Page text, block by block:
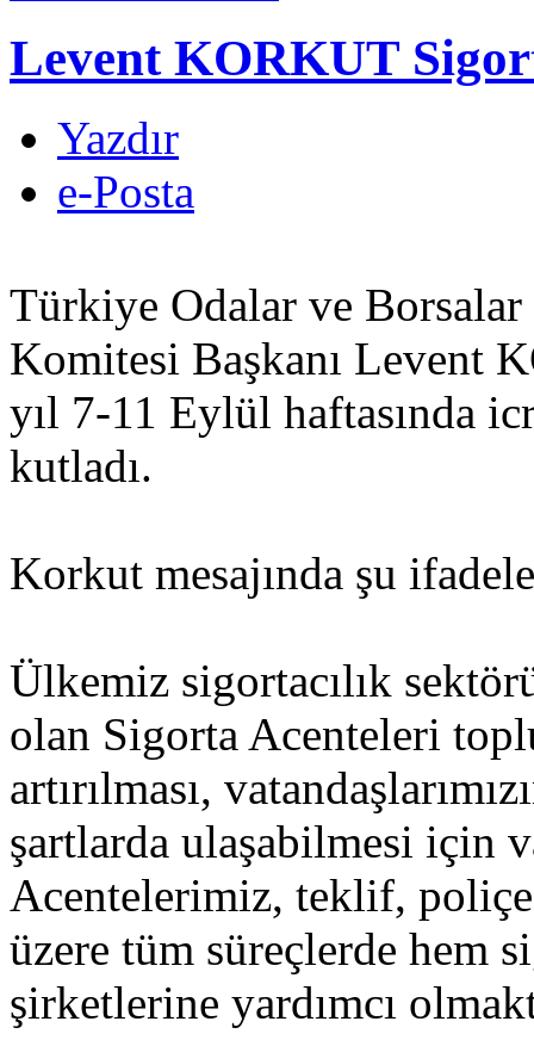
Levent KORKUT
Yazdır
e-Posta
Türkiye Odalar ve
Komitesi Başkanı Levent
yıl 7-11 Eylül haftasında
kutladı.
Korkut mesajında şu
Ülkemiz sigortacılık
olan Sigorta Acenteleri
artırılması,
şartlarda ulaşabilmesi için
Acentelerimiz, teklif,
üzere tüm süreçlerde hem
şirketlerine yardımcı